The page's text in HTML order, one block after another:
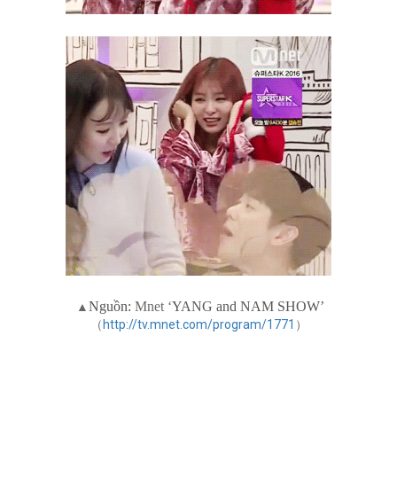
▲Nguồn: Mnet ‘YANG and NAM SHOW’
（ http://tv.mnet.com/program/1771 ）